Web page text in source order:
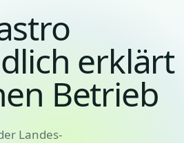
erklärt
Betrieb
Landes-